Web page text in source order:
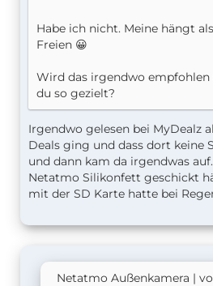
Habe ich nicht. Meine hängt
Freien 😀
Wird das irgendwo
du so gezielt?
Irgendwo gelesen bei MyDealz
Deals ging und dass dort keine
und dann kam da irgendwas
Netatmo Silikonfett geschickt
mit der SD Karte hatte bei
Netatmo Außenkamera |